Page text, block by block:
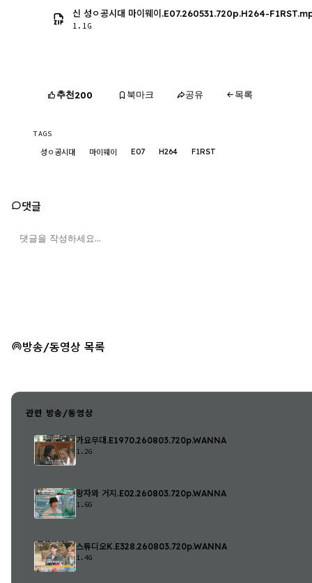
신 성ㅇ공시대 마이웨이.E07.260531.720p.H264-
1.1G
추천200 북마크 공유 목록
TAGS
성ㅇ공시대 마이웨이 E07 H264 F1RST
댓글
방송/동영상 목록
관련 방송/동영상
가요무대.E1970.260803.720p.WANNA
1.2G
왕자와 거지.E02.260803.720p.WANNA
1.6G
스튜디오K.E328.260803.720p.WANNA
1.4G